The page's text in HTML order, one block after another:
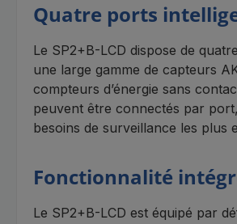
Quatre ports
Le SP2+B-LCD dispose de
une large gamme de capteurs
compteurs d’énergie sans
peuvent être connectés par
besoins de surveillance les plus
Fonctionnalité
Le SP2+B-LCD est équipé par